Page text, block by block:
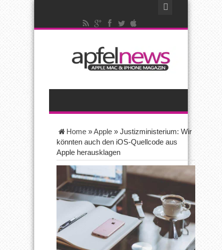
Home »Apple » Justizministerium: Wir
könnten auch den iOS-Quellcode aus
Apple herausklagen